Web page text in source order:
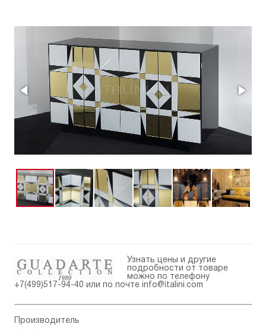
Узнать цены и другие
подробности от товаре
можно по телефону
+7(499)517-94-40 или по почте info@italini.com
Производитель